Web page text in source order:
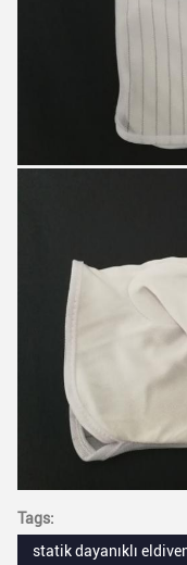
Tags:
statik dayanıklı